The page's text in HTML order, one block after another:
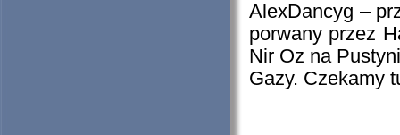
AlexDancyg –
porwany przez
Nir Oz na
Gazy. Czekamy